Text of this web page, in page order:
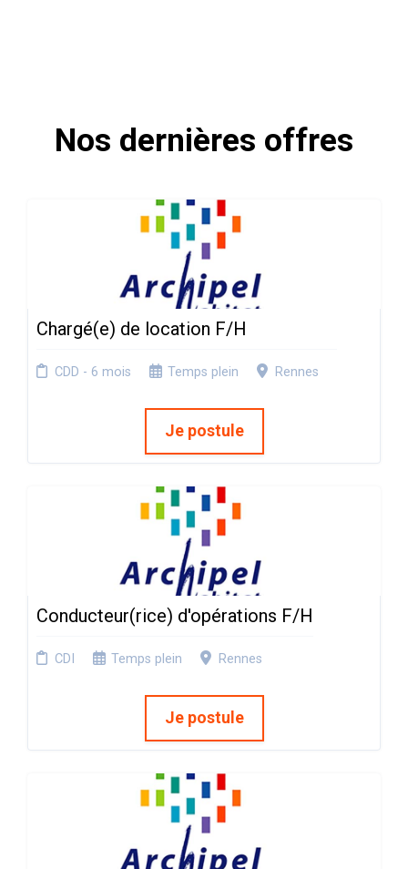
Nos dernières offres
Chargé(e) de location F/H
CDD - 6 mois Temps plein Rennes
Je postule
Conducteur(rice) d'opérations F/H
CDI Temps plein Rennes
Je postule